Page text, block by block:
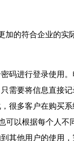
的符合企业的实
码进行登录使用
需要将信息直接
多客户在购买系
可以根据每个人
其他用户的使用，